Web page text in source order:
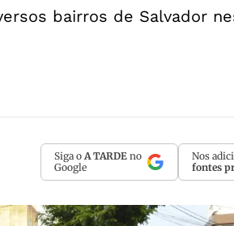
bairros de Salvador
Siga o A TARDE no
Google
Nos
fontes